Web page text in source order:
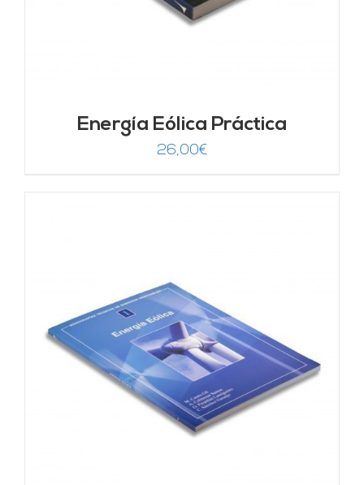
Energía Eólica Práctica
26,00€